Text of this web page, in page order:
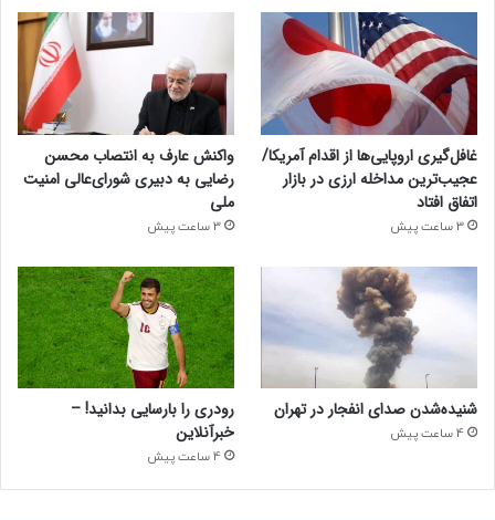
غافل‌گیری اروپایی‌ها از اقدام آمریکا/
عجیب‌ترین مداخله ارزی در بازار
اتفاق افتاد
3 ساعت پیش
واکنش عارف به انتصاب محسن
رضایی به دبیری شورای‌عالی امنیت
ملی
3 ساعت پیش
شنیده‌شدن صدای انفجار در تهران
4 ساعت پیش
رودری را بارسایی بدانید! –
خبرآنلاین
4 ساعت پیش